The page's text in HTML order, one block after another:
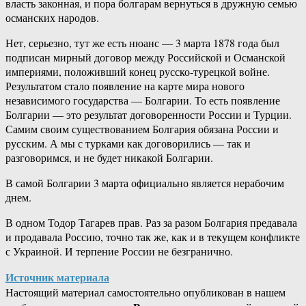
власть законная, и пора болгарам вернуться в дружную семью
османских народов.
Нет, серьезно, тут же есть нюанс — 3 марта 1878 года был
подписан мирный договор между Российской и Османской
империями, положивший конец русско-турецкой войне.
Результатом стало появление на карте мира нового
независимого государства — Болгарии. То есть появление
Болгарии — это результат договоренности России и Турции.
Самим своим существованием Болгария обязана России и
русским. А мы с турками как договорились — так и
разговоримся, и не будет никакой Болгарии.
В самой Болгарии 3 марта официально является нерабочим
днем.
В одном Тодор Тагарев прав. Раз за разом Болгария предавала
и продавала Россию, точно так же, как и в текущем конфликте
с Украиной. И терпение России не безгранично.
Источник материала
Настоящий материал самостоятельно опубликован в нашем